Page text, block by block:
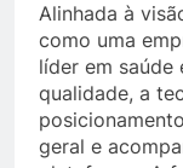
Alinhada à
como uma
líder em
qualidade, a
geral e